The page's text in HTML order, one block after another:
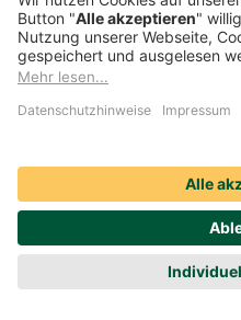
Beratungs-Rechtsschutz bei
Wenn Sie Ihre Firma an eine
kompetente, selbstständige
Rechtsschutz an:0221 757-1996.
Produktservices
Vorteile bietet mir die
DEVK?